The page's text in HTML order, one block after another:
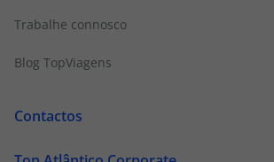
Trabalhe connosco
Blog TopViagens
Contactos